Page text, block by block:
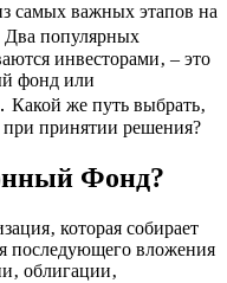
самых важных этапов на
Два популярных
инвесторами‚ – это
фонд или
Какой же путь выбрать‚
при принятии решения?
Фонд?
которая собирает
последующего вложения
облигации‚